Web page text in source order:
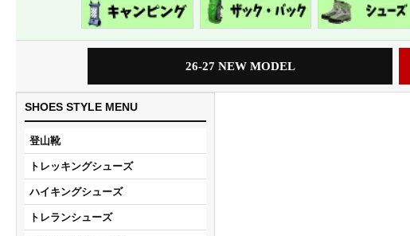
26-27 NEW MODEL
SHOES STYLE MENU
登山靴
トレッキングシューズ
ハイキングシューズ
トレランシューズ